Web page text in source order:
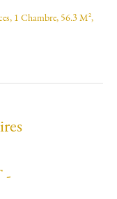
1 Chambre, 56.3 M²,
-